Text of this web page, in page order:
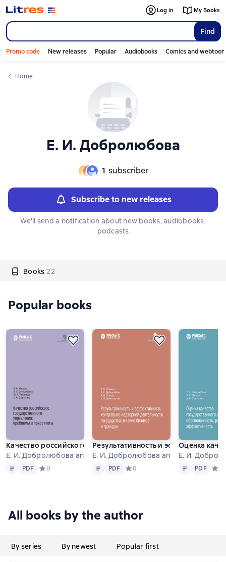
Find
Log in My Books
Promo code New releases Popular Audiobooks Comics and
Home
Е. И. Добролюбова
1 subscriber
Subscribe to new releases
We'll send a notification about new books, audiobooks,
podcasts
Books 22
Слайдер с книгами
Popular books
Качество российского государственного управления.
Е. И. Добролюбова and others
Text PDF
PDF Средний рейтинг 0 на основе 0 оценок
0
Результативность и
Е. И. Добролюбова and others
Text PDF
PDF Средний рейтинг 0 на основе 0
0
Оценка
Е. И.
Text PDF
PDF
All books by the author
By series By newest Popular first